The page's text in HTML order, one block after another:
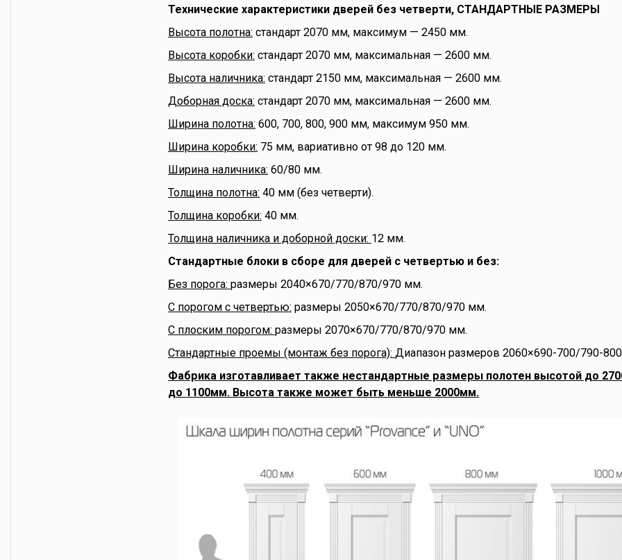
Технические характеристики дверей без четверти, СТАНДАРТНЫЕ РАЗМЕРЫ
Высота полотна: стандарт 2070 мм, максимум — 2450 мм.
Высота коробки: стандарт 2070 мм, максимальная — 2600 мм.
Высота наличника: стандарт 2150 мм, максимальная — 2600 мм.
Доборная доска: стандарт 2070 мм, максимальная — 2600 мм.
Ширина полотна: 600, 700, 800, 900 мм, максимум 950 мм.
Ширина коробки: 75 мм, вариативно от 98 до 120 мм.
Ширина наличника: 60/80 мм.
Толщина полотна: 40 мм (без четверти).
Толщина коробки: 40 мм.
Толщина наличника и доборной доски: 12 мм.
Стандартные блоки в сборе для дверей с четвертью и без:
Без порога: размеры 2040×670/770/870/970 мм.
С порогом с четвертью: размеры 2050×670/770/870/970 мм.
С плоским порогом: размеры 2070×670/770/870/970 мм.
Стандартные проемы (монтаж без порога): Диапазон размеров 2060×690-700/790-
Фабрика изготавливает также нестандартные размеры полотен высотой до
до 1100мм. Высота также может быть меньше 2000мм.